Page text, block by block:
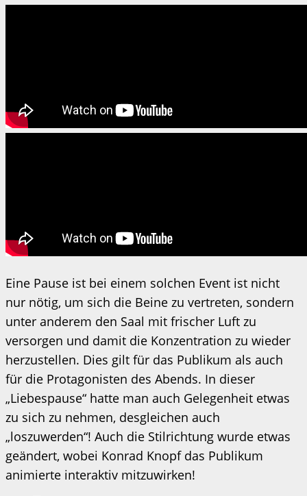
Eine Pause ist bei einem solchen Event ist nicht
nur nötig, um sich die Beine zu vertreten, sondern
unter anderem den Saal mit frischer Luft zu
versorgen und damit die Konzentration zu wieder
herzustellen. Dies gilt für das Publikum als auch
für die Protagonisten des Abends. In dieser
„Liebespause“ hatte man auch Gelegenheit etwas
zu sich zu nehmen, desgleichen auch
„loszuwerden“! Auch die Stilrichtung wurde etwas
geändert, wobei Konrad Knopf das Publikum
animierte interaktiv mitzuwirken!